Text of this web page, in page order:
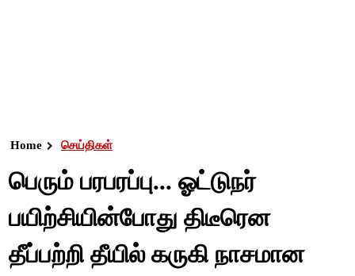
Home செய்திகள்
பெரும் பரபரப்பு... ஓட்டுநர்
பயிற்சியின்போது திடீரென
தீப்பற்றி தீயில் கருகி நாசமான